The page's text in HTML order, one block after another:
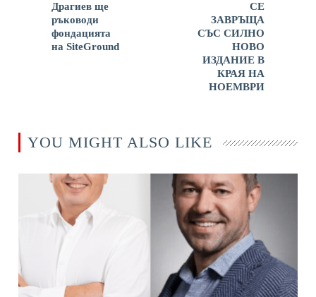
Драгиев ще
ръководи
фондацията
на SiteGround
СЕ
ЗАВРЪЩА
СЪС СИЛНО
НОВО
ИЗДАНИЕ В
КРАЯ НА
НОЕМВРИ
YOU MIGHT ALSO LIKE